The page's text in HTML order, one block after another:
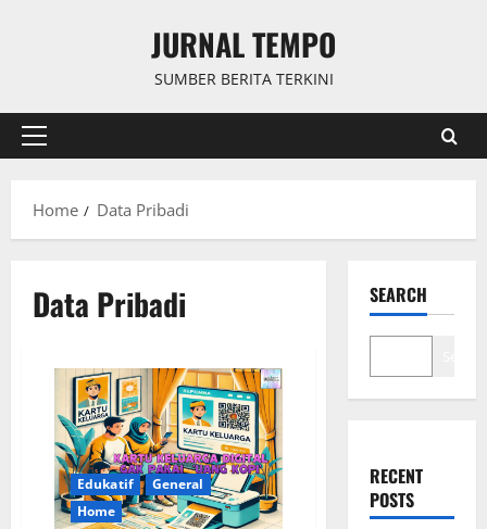
JURNAL TEMPO
SUMBER BERITA TERKINI
Primary
Home
Data Pribadi
Data Pribadi
Edukatif
General
Home
SEARCH
RECENT
POSTS